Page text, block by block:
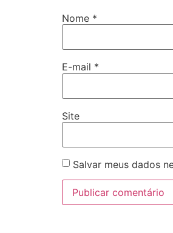
Nome *
E-mail *
Site
Salvar meus dados